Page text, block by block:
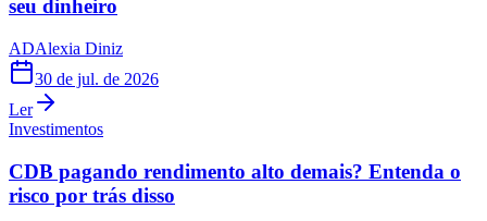
seu dinheiro
ADAlexia Diniz
30 de jul. de 2026
Ler
Investimentos
CDB pagando rendimento alto demais? Entenda o
risco por trás disso